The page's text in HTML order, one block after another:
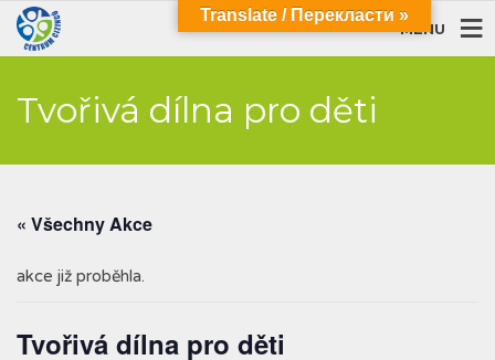
MENU
Tvořivá dílna pro děti
« Všechny Akce
akce již proběhla.
Tvořivá dílna pro děti
Translate / Перекласти »